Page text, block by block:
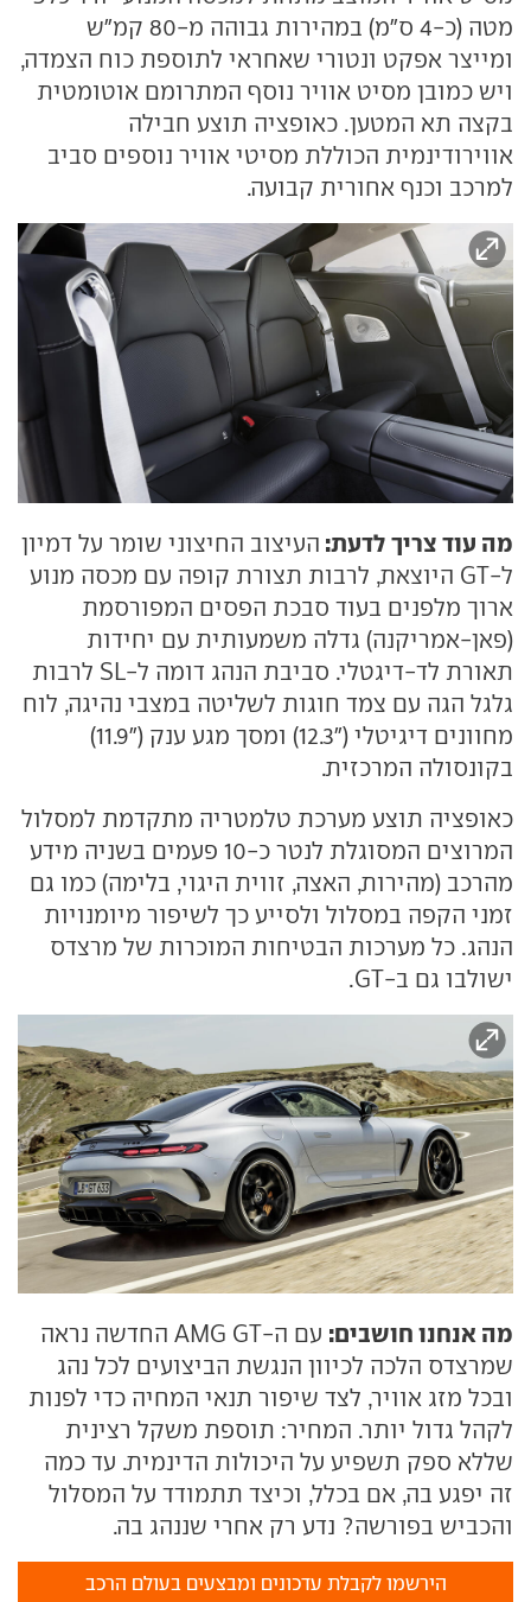
מטה (כ-4 ס"מ) במהירות גבוהה מ-80 קמ"ש
ומייצר אפקט ונטורי שאחראי לתוספת כוח הצמדה,
ויש כמובן מסיט אוויר נוסף המתרומם אוטומטית
בקצה תא המטען. כאופציה תוצע חבילה
אווירודינמית הכוללת מסיטי אוויר נוספים סביב
למרכב וכנף אחורית קבועה.
מה עוד צריך לדעת: העיצוב החיצוני שומר על דמיון
ל-GT היוצאת, לרבות תצורת קופה עם מכסה מנוע
ארוך מלפנים בעוד סבכת הפסים המפורסמת
(פאן-אמריקנה) גדלה משמעותית עם יחידות
תאורת לד-דיגטלי. סביבת הנהג דומה ל-SL לרבות
גלגל הגה עם צמד חוגות לשליטה במצבי נהיגה, לוח
מחוונים דיגיטלי ("12.3) ומסך מגע ענק ("11.9)
בקונסולה המרכזית.
כאופציה תוצע מערכת טלמטריה מתקדמת למסלול
המרוצים המסוגלת לנטר כ-10 פעמים בשניה מידע
מהרכב (מהירות, האצה, זווית היגוי, בלימה) כמו גם
זמני הקפה במסלול ולסייע כך לשיפור מיומנויות
הנהג. כל מערכות הבטיחות המוכרות של מרצדס
ישולבו גם ב-GT.
מה אנחנו חושבים:
עם ה-AMG GT החדשה נראה
שמרצדס הלכה לכיוון הנגשת הביצועים לכל נהג
ובכל מזג אוויר, לצד שיפור תנאי המחיה כדי לפנות
לקהל גדול יותר. המחיר: תוספת משקל רצינית
שללא ספק תשפיע על היכולות הדינמית. עד כמה
זה יפגע בה, אם בכלל, וכיצד תתמודד על המסלול
והכביש בפורשה? נדע רק אחרי שננהג בה.
הירשמו לקבלת עדכונים ומבצעים בעולם הרכב